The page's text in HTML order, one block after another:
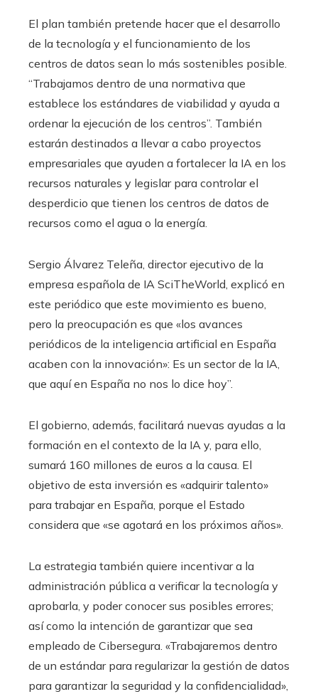
El plan también pretende hacer que el desarrollo
de la tecnología y el funcionamiento de los
centros de datos sean lo más sostenibles posible.
“Trabajamos dentro de una normativa que
establece los estándares de viabilidad y ayuda a
ordenar la ejecución de los centros”. También
estarán destinados a llevar a cabo proyectos
empresariales que ayuden a fortalecer la IA en los
recursos naturales y legislar para controlar el
desperdicio que tienen los centros de datos de
recursos como el agua o la energía.
Sergio Álvarez Teleña, director ejecutivo de la
empresa española de IA SciTheWorld, explicó en
este periódico que este movimiento es bueno,
pero la preocupación es que «los avances
periódicos de la inteligencia artificial en España
acaben con la innovación»: Es un sector de la IA,
que aquí en España no nos lo dice hoy”.
El gobierno, además, facilitará nuevas ayudas a la
formación en el contexto de la IA y, para ello,
sumará 160 millones de euros a la causa. El
objetivo de esta inversión es «adquirir talento»
para trabajar en España, porque el Estado
considera que «se agotará en los próximos años».
La estrategia también quiere incentivar a la
administración pública a verificar la tecnología y
aprobarla, y poder conocer sus posibles errores;
así como la intención de garantizar que sea
empleado de Cibersegura. «Trabajaremos dentro
de un estándar para regularizar la gestión de datos
para garantizar la seguridad y la confidencialidad»,